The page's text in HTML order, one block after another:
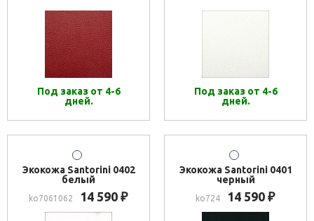
Под заказ от 4-6
дней.
Под заказ от 4-6
дней.
Экокожа Santorini 0402
белый
ko7061062 14 590 ₽
Экокожа Santorini 0401
черный
ko724 14 590 ₽